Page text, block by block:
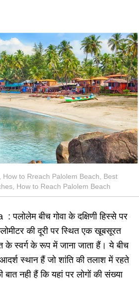
How to Rreach Palolem Beach, Best
How to Reach Palolem Beach
बीच गोवा के दक्षिणी हिस्से पर
की दूरी पर स्थित एक खूबसूरत
स्वर्ग के रूप में जाना जाता हैं। ये बीच
स्थान हैं जो शांति की तलाश में रहते
नही हैं कि यहां पर लोगों की संख्या